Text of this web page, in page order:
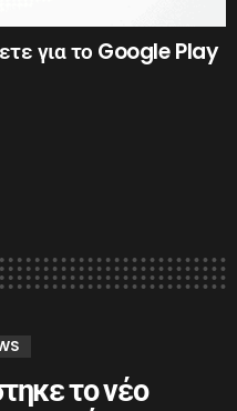
για το Google Play
το νέο